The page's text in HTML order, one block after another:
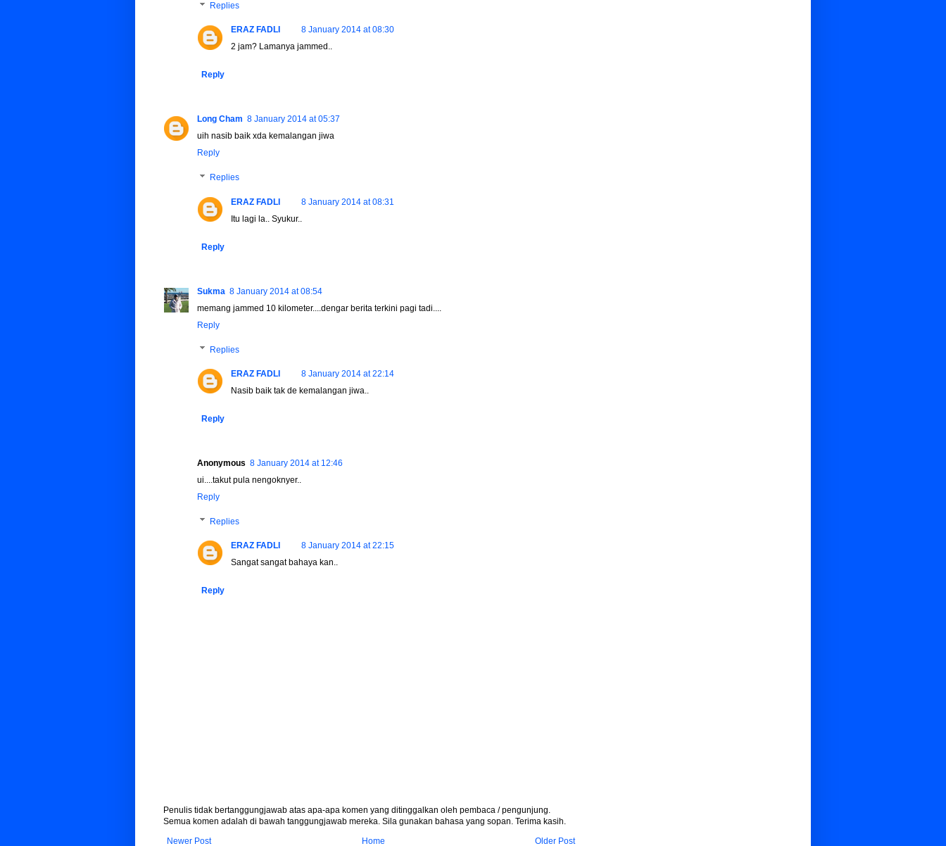
Replies
ERAZ FADLI
8 January 2014 at 08:30
2 jam? Lamanya jammed..
Reply
Long Cham 8 January 2014 at 05:37
uih nasib baik xda kemalangan jiwa
Reply
Replies
ERAZ FADLI
8 January 2014 at 08:31
Itu lagi la.. Syukur..
Reply
Sukma 8 January 2014 at 08:54
memang jammed 10 kilometer....dengar berita terkini pagi tadi....
Reply
Replies
ERAZ FADLI
8 January 2014 at 22:14
Nasib baik tak de kemalangan jiwa..
Reply
Anonymous 8 January 2014 at 12:46
ui....takut pula nengoknyer..
Reply
Replies
ERAZ FADLI
8 January 2014 at 22:15
Sangat sangat bahaya kan..
Reply
Penulis tidak bertanggungjawab atas apa-apa komen yang ditinggalkan oleh pembaca / pengunjung.
Semua komen adalah di bawah tanggungjawab mereka. Sila gunakan bahasa yang sopan. Terima kasih.
Newer Post
Older Post
Home